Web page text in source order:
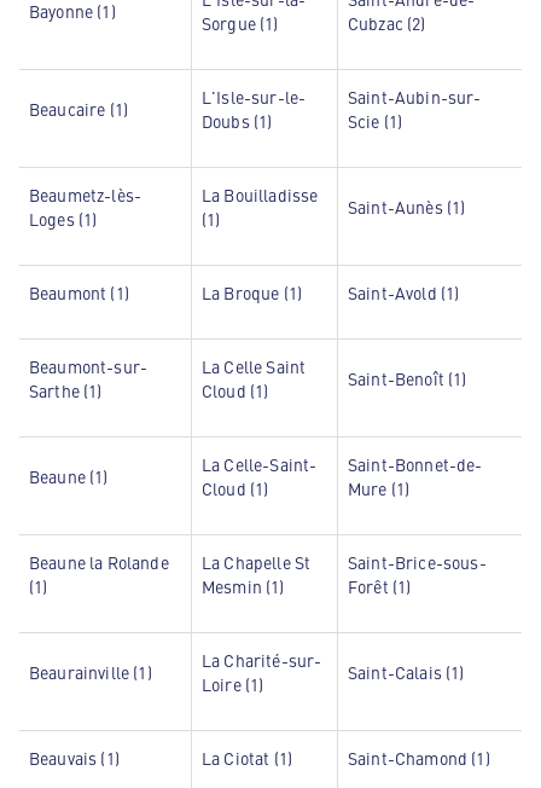
Bayonne (1)
Sorgue (1)
Cubzac (2)
Beaucaire (1)
L'Isle-sur-le-
Doubs (1)
Saint-Aubin-sur-
Scie (1)
Beaumetz-lès-
Loges (1)
La Bouilladisse
(1)
Saint-Aunès (1)
Beaumont (1) La Broque (1) Saint-Avold (1)
Beaumont-sur-
Sarthe (1)
La Celle Saint
Cloud (1)
Saint-Benoît (1)
Beaune (1)
La Celle-Saint-
Cloud (1)
Saint-Bonnet-de-
Mure (1)
Beaune la Rolande
(1)
La Chapelle St
Mesmin (1)
Saint-Brice-sous-
Forêt (1)
Beaurainville (1)
La Charité-sur-
Loire (1)
Saint-Calais (1)
Beauvais (1) La Ciotat (1) Saint-Chamond (1)